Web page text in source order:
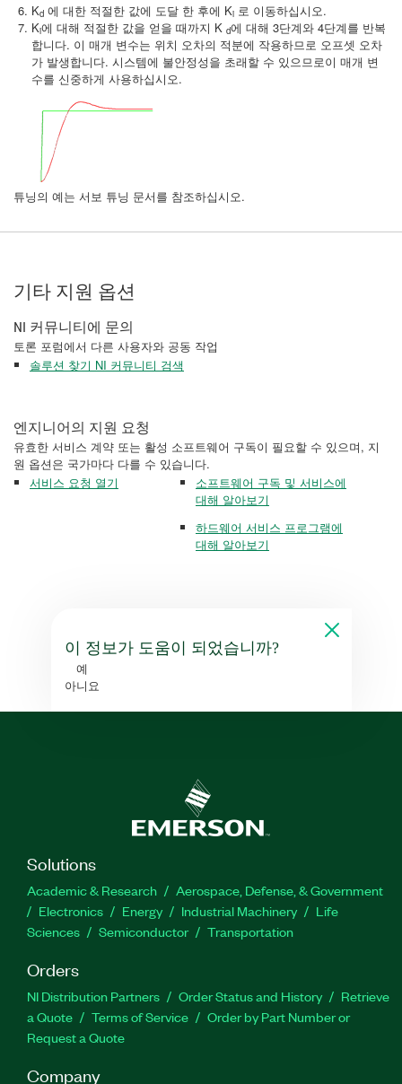
Kd 에 대한 적절한 값에 도달 한 후에 Ki 로 이동하십시오.
Ki에 대해 적절한 값을 얻을 때까지 K d에 대해 3단계와 4단계를 반복
합니다. 이 매개 변수는 위치 오차의 적분에 작용하므로 오프셋 오차
가 발생합니다. 시스템에 불안정성을 초래할 수 있으므로이 매개 변
수를 신중하게 사용하십시오.
튜닝의 예는 서보 튜닝 문서를 참조하십시오.
기타 지원 옵션
NI 커뮤니티에 문의
토론 포럼에서 다른 사용자와 공동 작업
솔루션 찾기 NI 커뮤니티 검색
엔지니어의 지원 요청
유효한 서비스 계약 또는 활성 소프트웨어 구독이 필요할 수 있으며, 지
원 옵션은 국가마다 다를 수 있습니다.
서비스 요청 열기
소프트웨어 구독 및 서비스에
대해 알아보기
하드웨어 서비스 프로그램에
대해 알아보기
이 정보가 도움이 되었습니까?
예
아니요
Solutions
Academic & Research
Aerospace, Defense, & Government
Electronics
Energy Industrial Machinery
Life
Sciences
Semiconductor Transportation
Orders
NI Distribution Partners Order Status and History
Retrieve
a Quote
Terms of Service
Order by Part Number or
Request a Quote
Company